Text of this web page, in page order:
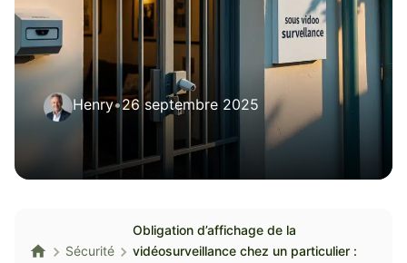
Henry•26 septembre 2025
Sécurité
Obligation d’affichage de la
vidéosurveillance chez un particulier :